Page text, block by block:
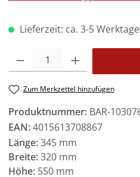
Lieferzeit: ca. 3-5
Produkt Anzahl: Gib den
Zum Merkzettel hinzufügen
Produktnummer: BAR-
EAN:4015613708867
Länge:345 mm
Breite:320 mm
Höhe: 550 mm